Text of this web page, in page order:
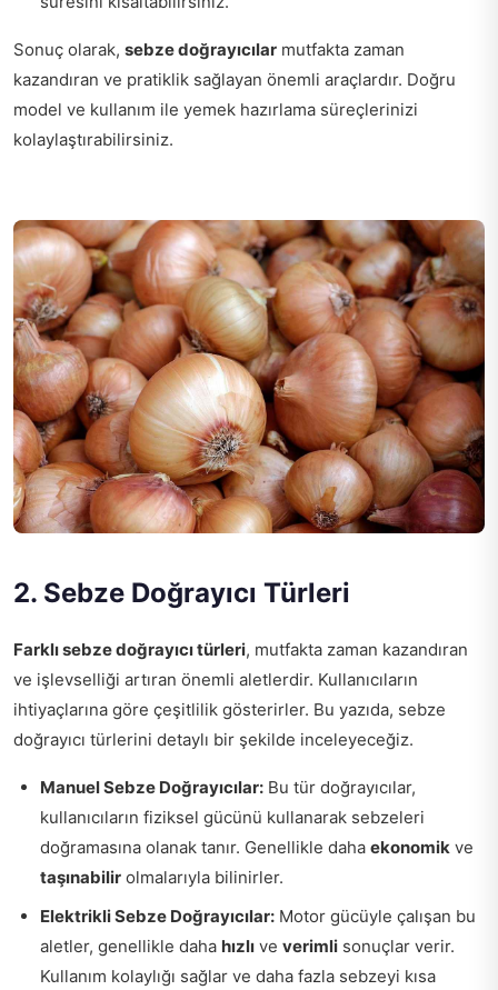
Sonuç olarak, sebze doğrayıcılar mutfakta zaman
kazandıran ve pratiklik sağlayan önemli araçlardır. Doğru
model ve kullanım ile yemek hazırlama süreçlerinizi
kolaylaştırabilirsiniz.
2. Sebze Doğrayıcı Türleri
Farklı sebze doğrayıcı türleri, mutfakta zaman kazandıran
ve işlevselliği artıran önemli aletlerdir. Kullanıcıların
ihtiyaçlarına göre çeşitlilik gösterirler. Bu yazıda, sebze
doğrayıcı türlerini detaylı bir şekilde inceleyeceğiz.
Manuel Sebze Doğrayıcılar: Bu tür doğrayıcılar,
kullanıcıların fiziksel gücünü kullanarak sebzeleri
doğramasına olanak tanır. Genellikle daha ekonomik ve
taşınabilir olmalarıyla bilinirler.
Elektrikli Sebze Doğrayıcılar: Motor gücüyle çalışan bu
aletler, genellikle daha hızlı ve verimli sonuçlar verir.
Kullanım kolaylığı sağlar ve daha fazla sebzeyi kısa